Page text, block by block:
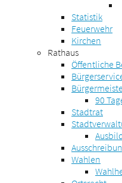
Statistik
Feuerwehr
Kirchen
Rathaus
Öffentliche
90
Stadtrat
Wahlen